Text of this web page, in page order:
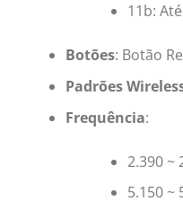
11b:
Botões: Botão
Padrões
Frequência:
2.390 ~
5.150 ~